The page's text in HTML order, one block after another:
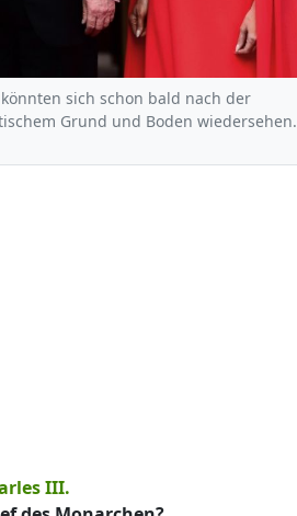
sich schon bald nach der
Grund und Boden wiedersehen.
III.